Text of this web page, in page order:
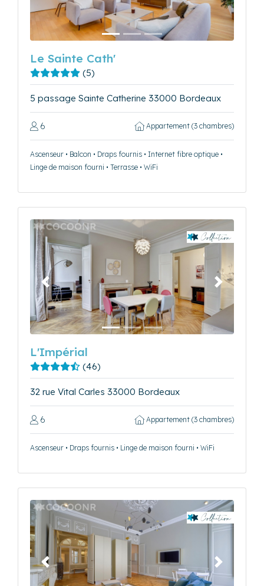
Le Sainte Cath'
(5)
5 passage Sainte Catherine 33000 Bordeaux
6 Appartement (3 chambres)
Ascenseur • Balcon • Draps fournis • Internet fibre optique •
Linge de maison fourni • Terrasse • WiFi
Précédent Suivant
L'Impérial
(46)
32 rue Vital Carles 33000 Bordeaux
6 Appartement (3 chambres)
Ascenseur • Draps fournis • Linge de maison fourni • WiFi
Précédent Suivant